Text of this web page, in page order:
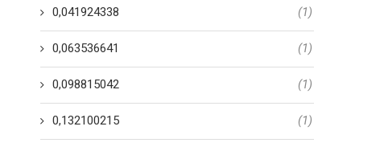
0,041924338 (1)
0,063536641 (1)
0,098815042 (1)
0,132100215 (1)